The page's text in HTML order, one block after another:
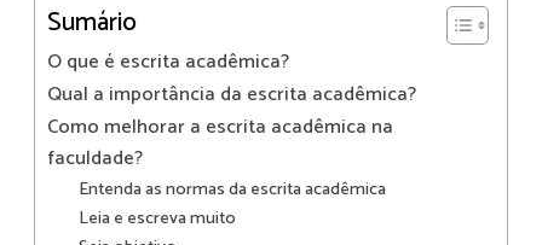
Sumário
O que é escrita acadêmica?
Qual a importância da escrita acadêmica?
Como melhorar a escrita acadêmica na
faculdade?
Entenda as normas da escrita acadêmica
Leia e escreva muito